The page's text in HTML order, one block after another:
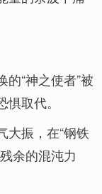
“神之使者”被
取代。
大振，在“钢铁
余的混沌力